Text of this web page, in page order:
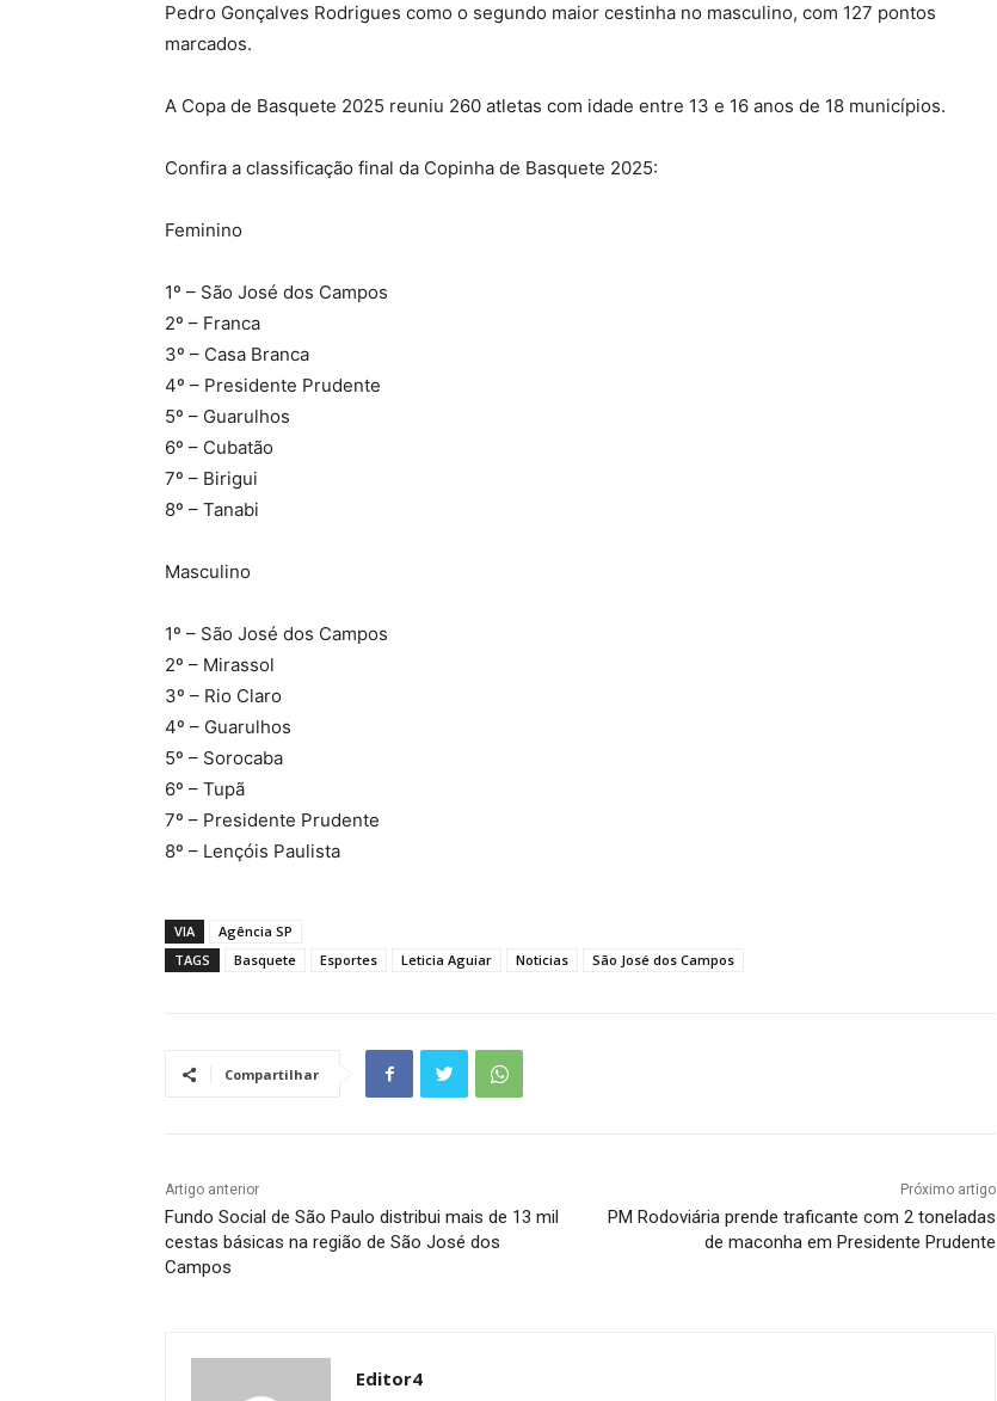
Pedro Gonçalves Rodrigues como o segundo maior cestinha no masculino, com 127 pontos
marcados.
A Copa de Basquete 2025 reuniu 260 atletas com idade entre 13 e 16 anos de 18 municípios.
Confira a classificação final da Copinha de Basquete 2025:
Feminino
1º – São José dos Campos
2º – Franca
3º – Casa Branca
4º – Presidente Prudente
5º – Guarulhos
6º – Cubatão
7º – Birigui
8º – Tanabi
Masculino
1º – São José dos Campos
2º – Mirassol
3º – Rio Claro
4º – Guarulhos
5º – Sorocaba
6º – Tupã
7º – Presidente Prudente
8º – Lençóis Paulista
VIA
Agência SP
TAGS
Basquete Esportes Leticia Aguiar Noticias São José dos Campos
Compartilhar
Artigo anterior
Fundo Social de São Paulo distribui mais de 13 mil
cestas básicas na região de São José dos
Campos
Próximo artigo
PM Rodoviária prende traficante com 2 toneladas
de maconha em Presidente Prudente
Editor4